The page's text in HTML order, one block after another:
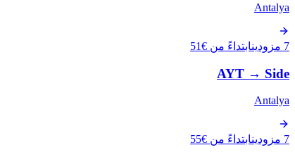
Antalya
7 مزودين ابتداءً من €51
AYT → Side
Antalya
7 مزودين ابتداءً من €55